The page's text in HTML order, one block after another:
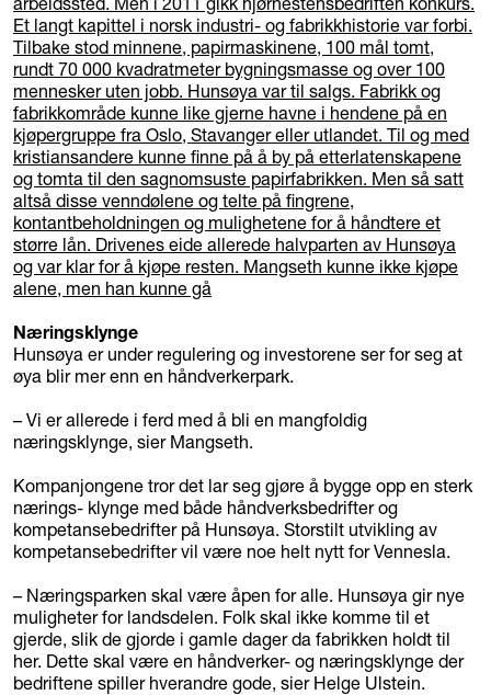
Næringsklynge
Hunsøya er under regulering og investorene ser for seg at
øya blir mer enn en håndverkerpark.
– Vi er allerede i ferd med å bli en mangfoldig
næringsklynge, sier Mangseth.
Kompanjongene tror det lar seg gjøre å bygge opp en sterk
nærings- klynge med både håndverksbedrifter og
kompetansebedrifter på Hunsøya. Storstilt utvikling av
kompetansebedrifter vil være noe helt nytt for Vennesla.
– Næringsparken skal være åpen for alle. Hunsøya gir nye
muligheter for landsdelen. Folk skal ikke komme til et
gjerde, slik de gjorde i gamle dager da fabrikken holdt til
her. Dette skal være en håndverker- og næringsklynge der
bedriftene spiller hverandre gode, sier Helge Ulstein.